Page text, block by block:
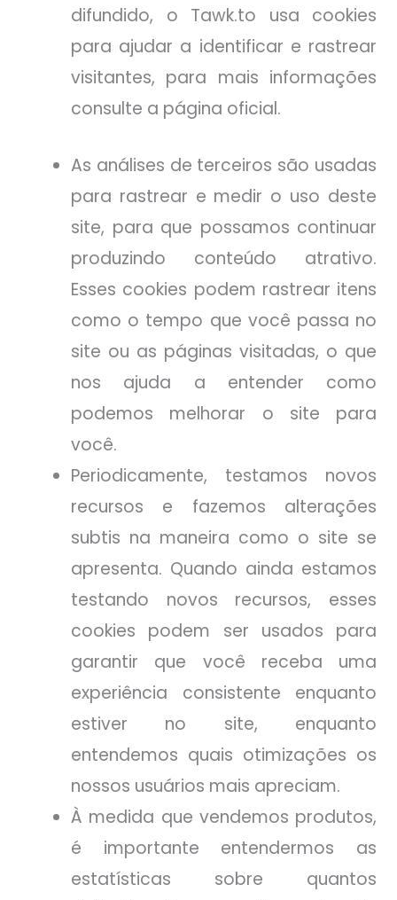
difundido, o Tawk.to usa cookies
para ajudar a identificar e rastrear
visitantes, para mais informações
consulte a página oficial.
As análises de terceiros são usadas
para rastrear e medir o uso deste
site, para que possamos continuar
produzindo conteúdo atrativo.
Esses cookies podem rastrear itens
como o tempo que você passa no
site ou as páginas visitadas, o que
nos ajuda a entender como
podemos melhorar o site para
você.
Periodicamente, testamos novos
recursos e fazemos alterações
subtis na maneira como o site se
apresenta. Quando ainda estamos
testando novos recursos, esses
cookies podem ser usados para
garantir que você receba uma
experiência consistente enquanto
estiver no site, enquanto
entendemos quais otimizações os
nossos usuários mais apreciam.
À medida que vendemos produtos,
é importante entendermos as
estatísticas sobre quantos